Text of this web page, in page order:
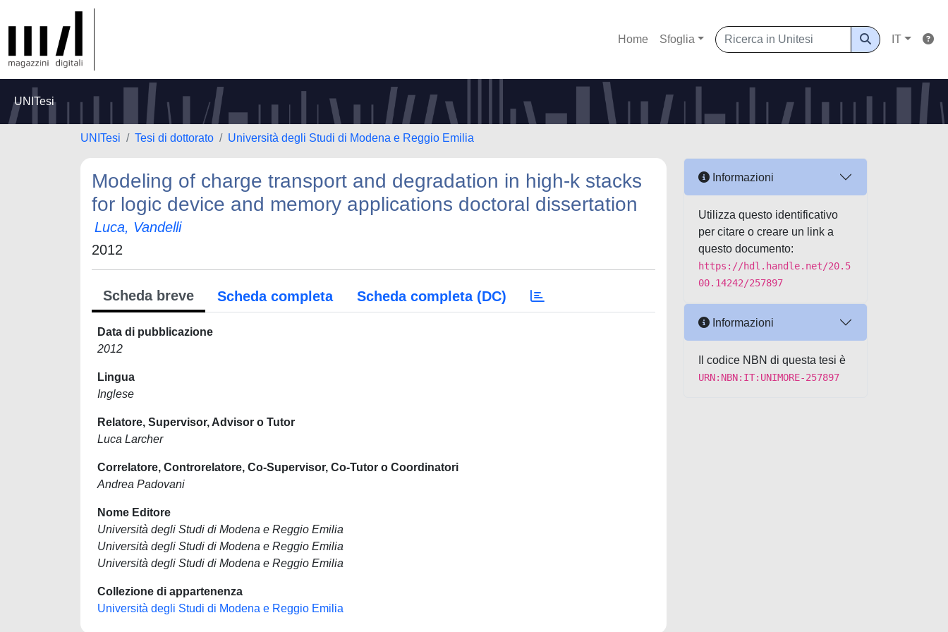
Home Sfoglia IT
UNITesi
UNITesi Tesi di dottorato Università degli Studi di Modena e Reggio Emilia
Modeling of charge transport and degradation in high-k stacks
for logic device and memory applications doctoral dissertation
Luca, Vandelli
2012
Scheda breve Scheda completa Scheda completa (DC)
Data di pubblicazione
2012
Lingua
Inglese
Relatore, Supervisor, Advisor o Tutor
Luca Larcher
Correlatore, Controrelatore, Co-Supervisor, Co-Tutor o Coordinatori
Andrea Padovani
Nome Editore
Università degli Studi di Modena e Reggio Emilia
Università degli Studi di Modena e Reggio Emilia
Università degli Studi di Modena e Reggio Emilia
Collezione di appartenenza
Università degli Studi di Modena e Reggio Emilia
Informazioni
Utilizza questo identificativo
per citare o creare un link a
questo documento:
https://hdl.handle.net/20.5
00.14242/257897
Informazioni
Il codice NBN di questa tesi è
URN:NBN:IT:UNIMORE-257897